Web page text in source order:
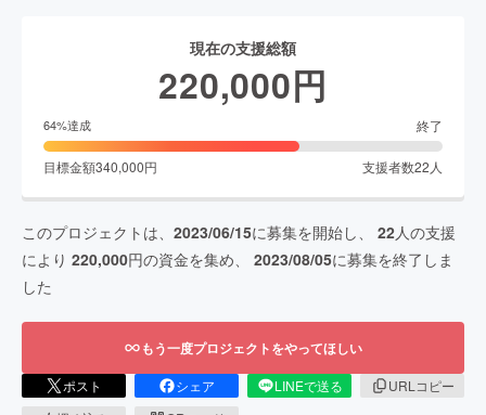
現在の支援総額
220,000円
64%達成 終了
目標金額340,000円 支援者数22 人
このプロジェクトは、 2023/06/15に募集を開始し、 22人の支援
により 220,000円の資金を集め、 2023/08/05に募集を終了しま
した
もう一度プロジェクトをやってほしい
ポスト シェア LINEで送る
URLコピー